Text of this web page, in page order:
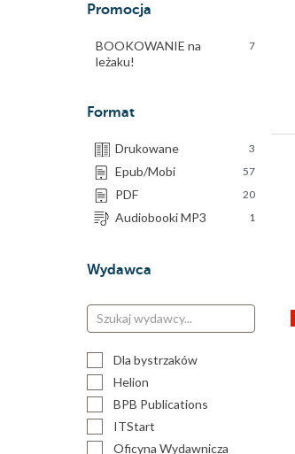
Promocja
BOOKOWANIE na
leżaku!
7
Format
Drukowane 3
Epub/Mobi 57
PDF 20
Audiobooki MP3 1
Wydawca
Dla bystrzaków
Helion
BPB Publications
ITStart
Oficyna Wydawnicza